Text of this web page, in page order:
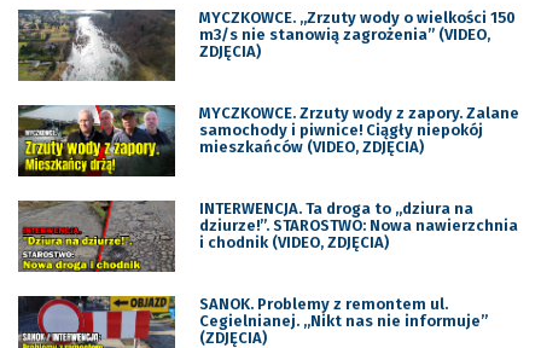
MYCZKOWCE. „Zrzuty wody o wielkości 150
m3/s nie stanowią zagrożenia” (VIDEO,
ZDJĘCIA)
MYCZKOWCE. Zrzuty wody z zapory. Zalane
samochody i piwnice! Ciągły niepokój
mieszkańców (VIDEO, ZDJĘCIA)
INTERWENCJA. Ta droga to „dziura na
dziurze!”. STAROSTWO: Nowa nawierzchnia
i chodnik (VIDEO, ZDJĘCIA)
SANOK. Problemy z remontem ul.
Cegielnianej. „Nikt nas nie informuje”
(ZDJĘCIA)